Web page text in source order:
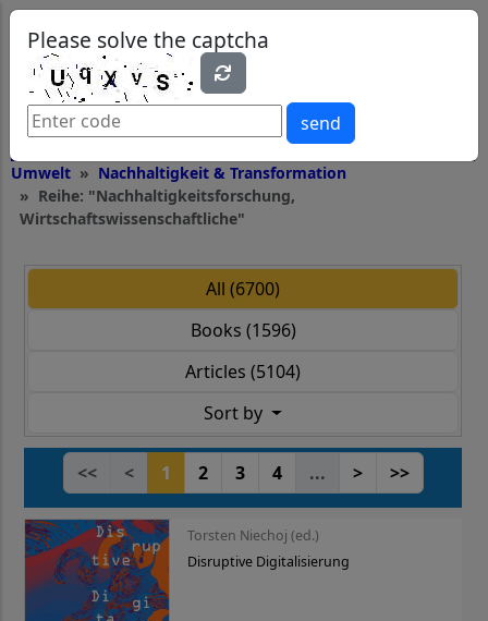
Please solve the captcha
send
Umwelt
Nachhaltigkeit & Transformation
Reihe: "Nachhaltigkeitsforschung,
Wirtschaftswissenschaftliche"
All (6700)
Books (1596)
Articles (5104)
Sort by
<< < 1 2 3 4 ... > >>
Torsten Niechoj (ed.)
Disruptive Digitalisierung